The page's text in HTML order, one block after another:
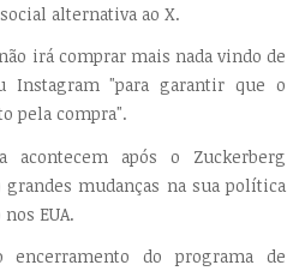
alternativa ao X.
irá comprar mais nada vindo de
Instagram "para garantir que o
pela compra".
acontecem após o Zuckerberg
mudanças na sua política
EUA.
do programa de